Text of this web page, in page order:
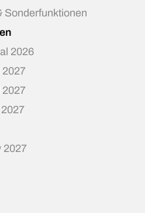
Sonderfunktionen
2026
2027
2027
2027